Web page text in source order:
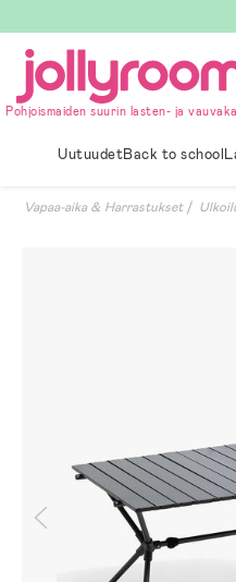
till
innehållet
Pohjoismaiden suurin lasten- ja
UutuudetBack to school
Vapaa-aika & Harrastukset